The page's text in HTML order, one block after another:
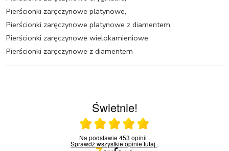
Pierścionki zaręczynowe platynowe,
Pierścionki zaręczynowe platynowe z diamentem,
Pierścionki zaręczynowe wielokamieniowe,
Pierścionki zaręczynowe z diamentem
Świetnie!
Ocena średnia 5 na 5
Na podstawie453 opinii .
Sprawdź wszystkie opinietutaj .